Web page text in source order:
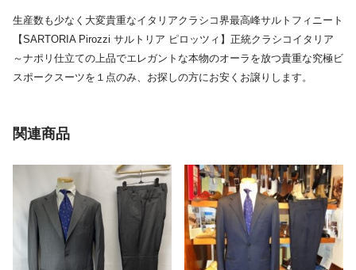
生産数も少なく大変貴重なイタリアクラシコ界最高峰サルトフィニート
【SARTORIA Pirozzi サルトリア ピロッツィ】正統クラシコイタリア
～ナポリ仕立ての上品でエレガントな本物のオーラを放つ貴重な究極ビ
スポークスーツを１点のみ、お探しの方にお安くお譲りします。
関連商品